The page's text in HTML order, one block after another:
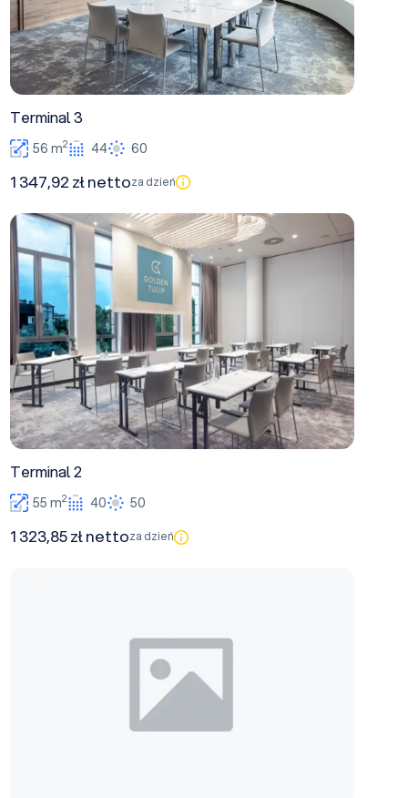
Terminal 3
56 m2 44 60
1 347,92 zł nettoza dzień
Terminal 2
Terminal 2
55 m2 40 50
1 323,85 zł nettoza dzień